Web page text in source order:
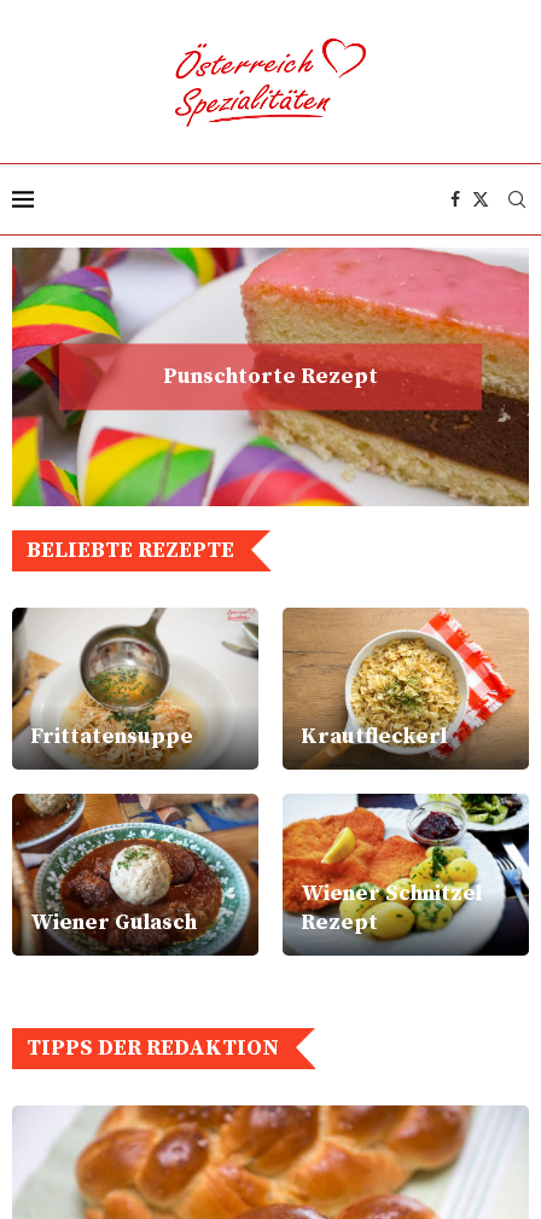
Punschtorte Rezept
BELIEBTE REZEPTE
Frittatensuppe Krautfleckerl
Wiener Gulasch
Wiener Schnitzel
Rezept
TIPPS DER REDAKTION